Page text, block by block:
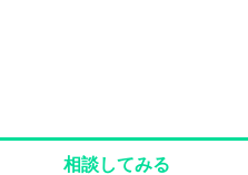
相談してみる